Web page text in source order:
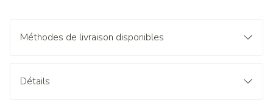
Méthodes de livraison disponibles
Détails